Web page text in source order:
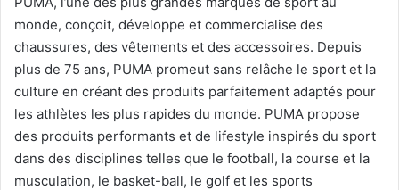
monde, conçoit, développe et commercialise des
chaussures, des vêtements et des accessoires. Depuis
plus de 75 ans, PUMA promeut sans relâche le sport et la
culture en créant des produits parfaitement adaptés pour
les athlètes les plus rapides du monde. PUMA propose
des produits performants et de lifestyle inspirés du sport
dans des disciplines telles que le football, la course et la
musculation, le basket-ball, le golf et les sports